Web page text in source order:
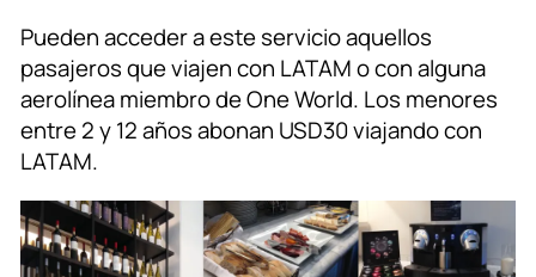
Pueden acceder a este servicio aquellos
pasajeros que viajen con LATAM o con alguna
aerolínea miembro de One World. Los menores
entre 2 y 12 años abonan USD30 viajando con
LATAM.